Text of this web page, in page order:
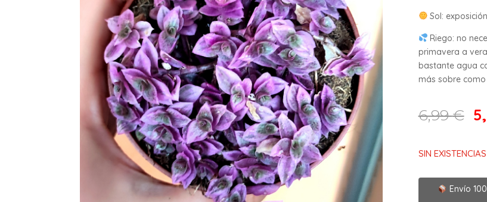
Sol:
Riego: no
primavera a
bastante agua
más sobre como
6,99€
SIN EXISTENCIAS
Envío